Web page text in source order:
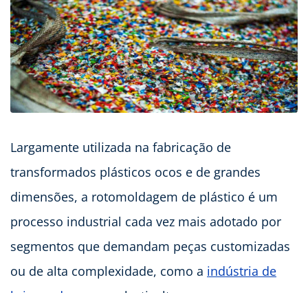
Largamente utilizada na fabricação de
transformados plásticos ocos e de grandes
dimensões, a rotomoldagem de plástico é um
processo industrial cada vez mais adotado por
segmentos que demandam peças customizadas
ou de alta complexidade, como a indústria de